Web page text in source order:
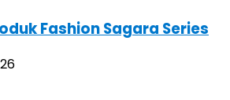
Fashion Sagara Series